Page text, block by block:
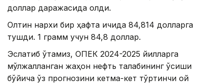
доллар даражасида қолди.
Олтин нархи бир ҳафта ичида 84,814 долларга
тушди. 1 грамм учун 84,8 доллар.
Эслатиб ўтамиз, ОПEК 2024-2025 йилларга
мўлжалланган жаҳон нефть талабининг ўсиши
бўйича ўз прогнозини кетма-кет тўртинчи ой